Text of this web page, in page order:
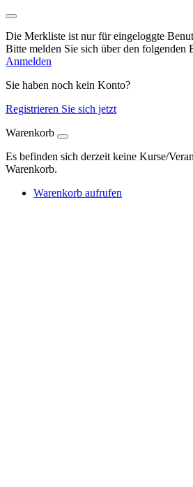
Die Merkliste ist nur für eingeloggte
Bitte melden Sie sich über den folgenden
Anmelden
Sie haben noch kein Konto?
Registrieren Sie sich jetzt
Warenkorb
Es befinden sich derzeit keine Kurse/
Warenkorb.
Warenkorb aufrufen